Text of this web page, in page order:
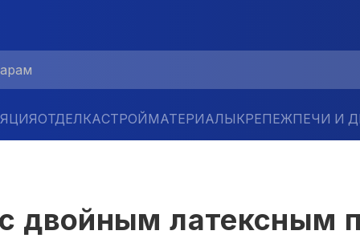
ОТДЕЛКАСТРОЙМАТЕРИАЛЫКРЕПЕЖПЕЧИ И
двойным латексным